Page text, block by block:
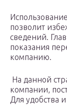
позволит
сведений.
показания
компанию.
На данной
компании,
Для удобства